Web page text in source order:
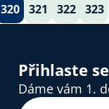
320 321 322 323
Přihlaste
Dáme vám 1.